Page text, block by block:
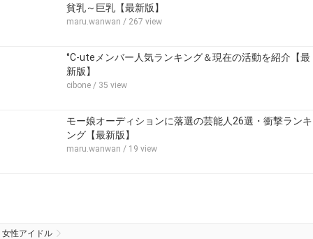
貧乳～巨乳【最新版】
maru.wanwan / 267 view
°C-uteメンバー人気ランキング＆現在の活動を紹介【最
新版】
cibone / 35 view
モー娘オーディションに落選の芸能人26選・衝撃ランキ
ング【最新版】
maru.wanwan / 19 view
女性アイドル